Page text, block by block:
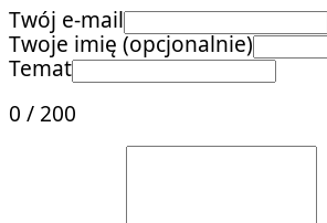
Twój e-mail
Twoje imię (opcjonalnie)
Temat
0 / 200